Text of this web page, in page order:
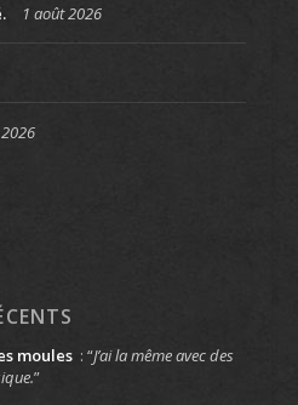
1 août 2026
moules : “J’ai la même avec des
”